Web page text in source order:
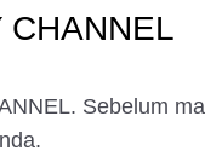
Sebelum